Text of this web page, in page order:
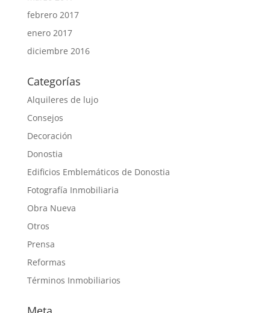
febrero 2017
enero 2017
diciembre 2016
Categorías
Alquileres de lujo
Consejos
Decoración
Donostia
Edificios Emblemáticos de Donostia
Fotografía Inmobiliaria
Obra Nueva
Otros
Prensa
Reformas
Términos Inmobiliarios